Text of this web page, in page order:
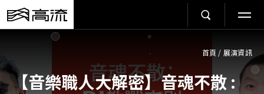
首頁 / 展演資訊
【音樂職人大解密】音魂不散 :